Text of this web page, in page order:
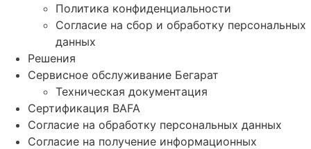
Политика конфиденциальности
Согласие на сбор и обработку персональных
данных
Решения
Сервисное обслуживание Бегарат
Техническая документация
Сертификация BAFA
Согласие на обработку персональных данных
Согласие на получение информационных